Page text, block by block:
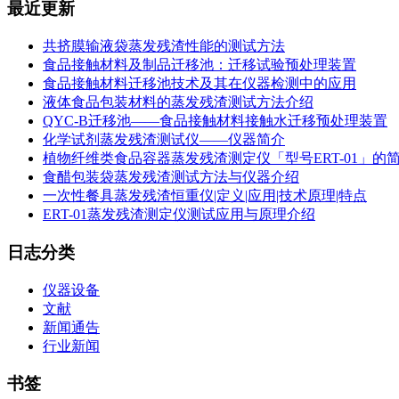
最近更新
共挤膜输液袋蒸发残渣性能的测试方法
食品接触材料及制品迁移池：迁移试验预处理装置
食品接触材料迁移池技术及其在仪器检测中的应用
液体食品包装材料的蒸发残渣测试方法介绍
QYC-B迁移池——食品接触材料接触水迁移预处理装置
化学试剂蒸发残渣测试仪——仪器简介
植物纤维类食品容器蒸发残渣测定仪「型号ERT-01」的
食醋包装袋蒸发残渣测试方法与仪器介绍
一次性餐具蒸发残渣恒重仪|定义|应用|技术原理|特点
ERT-01蒸发残渣测定仪测试应用与原理介绍
日志分类
仪器设备
文献
新闻通告
行业新闻
书签